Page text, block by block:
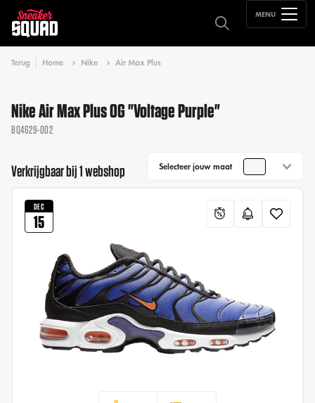
MENU
Terug Home Nike Air Max Plus
Nike Air Max Plus OG "Voltage Purple"
BQ4629-002
Verkrijgbaar bij 1 webshop Selecteer jouw maat
DEC
15